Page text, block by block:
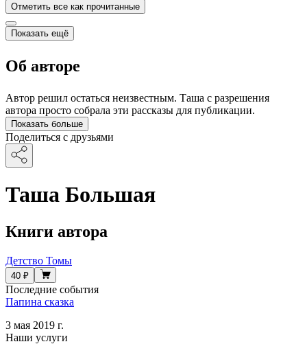
Отметить все как прочитанные
Показать ещё
Об авторе
Автор решил остаться неизвестным. Таша с разрешения
автора просто собрала эти рассказы для публикации.
Показать больше
Поделиться с друзьями
Таша Большая
Книги автора
Детство Томы
40 ₽
Последние события
Папина сказка
3 мая 2019 г.
Наши услуги